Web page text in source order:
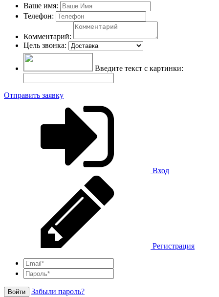
Ваше имя:
Телефон:
Комментарий:
Цель звонка:
Введите текст с картинки:
Отправить заявку
Вход
Регистрация
Войти Забыли пароль?